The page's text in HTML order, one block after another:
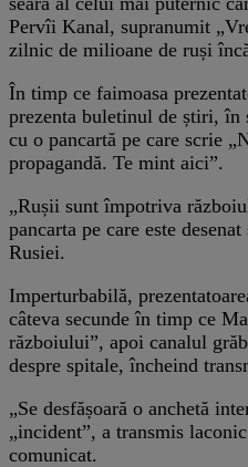
Pervîi Kanal, supranumit
zilnic de milioane de ruși
În timp ce faimoasa
prezenta buletinul de știri, în
cu o pancartă pe care scrie
propagandă. Te mint aici”.
„Rușii sunt împotriva
pancarta pe care este
Rusiei.
Imperturbabilă,
câteva secunde în timp ce
războiului”, apoi canalul
despre spitale, încheind
„Se desfășoară o anchetă
„incident”, a transmis
comunicat.